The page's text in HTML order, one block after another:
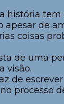
de
coisas
de uma
visão.
de
processo